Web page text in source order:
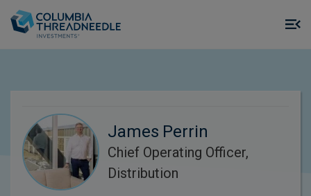
James Perrin
Chief Operating Officer,
Distribution